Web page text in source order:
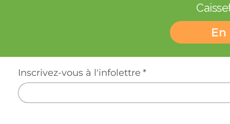
Inscrivez-vous à l'infolettre *